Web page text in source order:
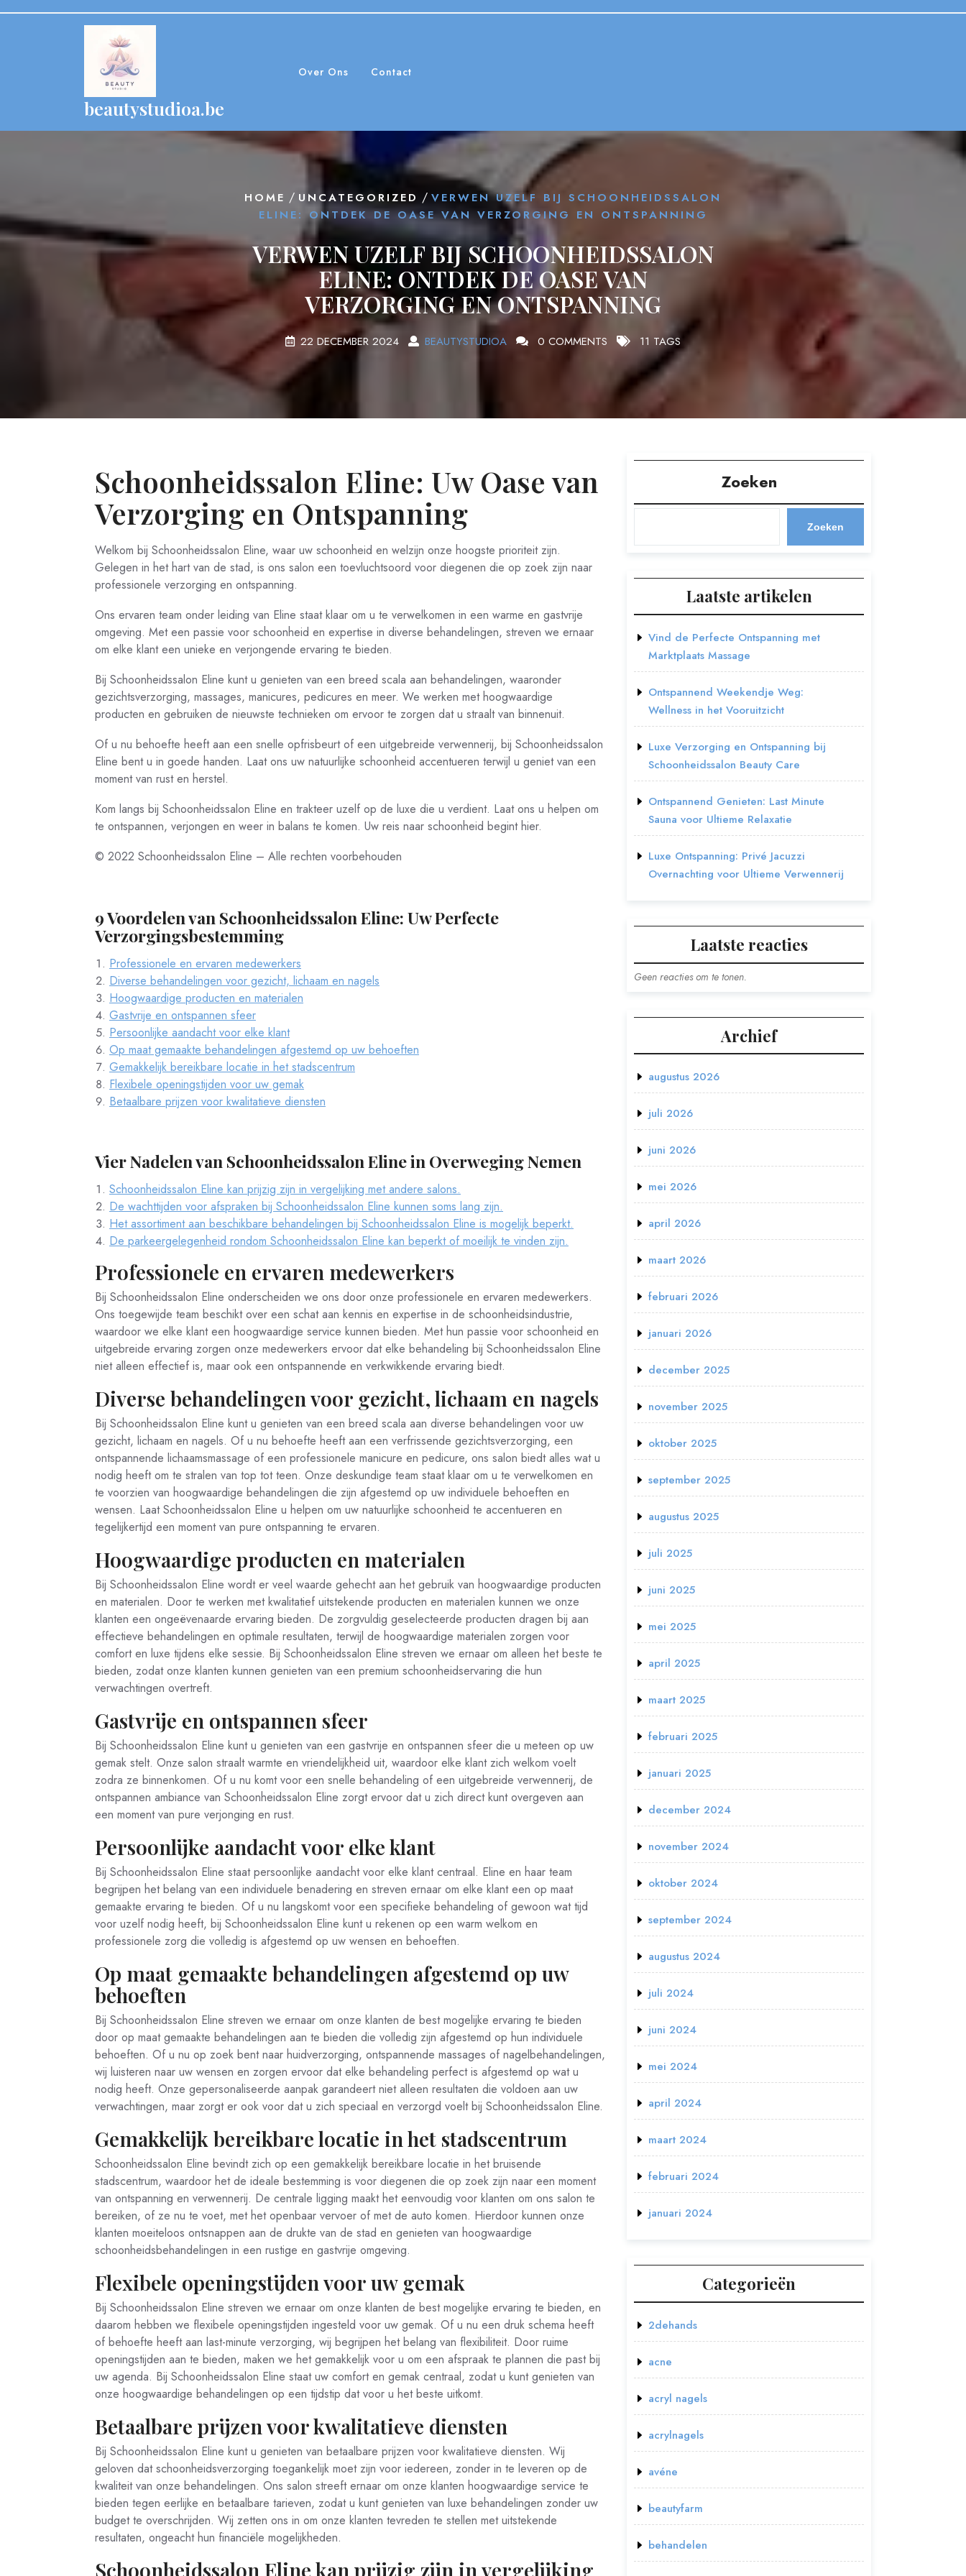
beautystudioa.be
Over Ons Contact
HOME / UNCATEGORIZED / VERWEN UZELF BIJ SCHOONHEIDSSALON
ELINE: ONTDEK DE OASE VAN VERZORGING EN ONTSPANNING
VERWEN UZELF BIJ SCHOONHEIDSSALON
ELINE: ONTDEK DE OASE VAN
VERZORGING EN ONTSPANNING
22 DECEMBER 2024 BEAUTYSTUDIOA 0 COMMENTS 11 TAGS
Schoonheidssalon Eline: Uw Oase van
Verzorging en Ontspanning
Welkom bij Schoonheidssalon Eline, waar uw schoonheid en welzijn onze hoogste prioriteit zijn.
Gelegen in het hart van de stad, is ons salon een toevluchtsoord voor diegenen die op zoek zijn naar
professionele verzorging en ontspanning.
Ons ervaren team onder leiding van Eline staat klaar om u te verwelkomen in een warme en gastvrije
omgeving. Met een passie voor schoonheid en expertise in diverse behandelingen, streven we ernaar
om elke klant een unieke en verjongende ervaring te bieden.
Bij Schoonheidssalon Eline kunt u genieten van een breed scala aan behandelingen, waaronder
gezichtsverzorging, massages, manicures, pedicures en meer. We werken met hoogwaardige
producten en gebruiken de nieuwste technieken om ervoor te zorgen dat u straalt van binnenuit.
Of u nu behoefte heeft aan een snelle opfrisbeurt of een uitgebreide verwennerij, bij Schoonheidssalon
Eline bent u in goede handen. Laat ons uw natuurlijke schoonheid accentueren terwijl u geniet van een
moment van rust en herstel.
Kom langs bij Schoonheidssalon Eline en trakteer uzelf op de luxe die u verdient. Laat ons u helpen om
te ontspannen, verjongen en weer in balans te komen. Uw reis naar schoonheid begint hier.
© 2022 Schoonheidssalon Eline – Alle rechten voorbehouden
9 Voordelen van Schoonheidssalon Eline: Uw Perfecte
Verzorgingsbestemming
Professionele en ervaren medewerkers
Diverse behandelingen voor gezicht, lichaam en nagels
Hoogwaardige producten en materialen
Gastvrije en ontspannen sfeer
Persoonlijke aandacht voor elke klant
Op maat gemaakte behandelingen afgestemd op uw behoeften
Gemakkelijk bereikbare locatie in het stadscentrum
Flexibele openingstijden voor uw gemak
Betaalbare prijzen voor kwalitatieve diensten
Vier Nadelen van Schoonheidssalon Eline in Overweging Nemen
Schoonheidssalon Eline kan prijzig zijn in vergelijking met andere salons.
De wachttijden voor afspraken bij Schoonheidssalon Eline kunnen soms lang zijn.
Het assortiment aan beschikbare behandelingen bij Schoonheidssalon Eline is mogelijk beperkt.
De parkeergelegenheid rondom Schoonheidssalon Eline kan beperkt of moeilijk te vinden zijn.
Professionele en ervaren medewerkers
Bij Schoonheidssalon Eline onderscheiden we ons door onze professionele en ervaren medewerkers.
Ons toegewijde team beschikt over een schat aan kennis en expertise in de schoonheidsindustrie,
waardoor we elke klant een hoogwaardige service kunnen bieden. Met hun passie voor schoonheid en
uitgebreide ervaring zorgen onze medewerkers ervoor dat elke behandeling bij Schoonheidssalon Eline
niet alleen effectief is, maar ook een ontspannende en verkwikkende ervaring biedt.
Diverse behandelingen voor gezicht, lichaam en nagels
Bij Schoonheidssalon Eline kunt u genieten van een breed scala aan diverse behandelingen voor uw
gezicht, lichaam en nagels. Of u nu behoefte heeft aan een verfrissende gezichtsverzorging, een
ontspannende lichaamsmassage of een professionele manicure en pedicure, ons salon biedt alles wat u
nodig heeft om te stralen van top tot teen. Onze deskundige team staat klaar om u te verwelkomen en
te voorzien van hoogwaardige behandelingen die zijn afgestemd op uw individuele behoeften en
wensen. Laat Schoonheidssalon Eline u helpen om uw natuurlijke schoonheid te accentueren en
tegelijkertijd een moment van pure ontspanning te ervaren.
Hoogwaardige producten en materialen
Bij Schoonheidssalon Eline wordt er veel waarde gehecht aan het gebruik van hoogwaardige producten
en materialen. Door te werken met kwalitatief uitstekende producten en materialen kunnen we onze
klanten een ongeëvenaarde ervaring bieden. De zorgvuldig geselecteerde producten dragen bij aan
effectieve behandelingen en optimale resultaten, terwijl de hoogwaardige materialen zorgen voor
comfort en luxe tijdens elke sessie. Bij Schoonheidssalon Eline streven we ernaar om alleen het beste te
bieden, zodat onze klanten kunnen genieten van een premium schoonheidservaring die hun
verwachtingen overtreft.
Gastvrije en ontspannen sfeer
Bij Schoonheidssalon Eline kunt u genieten van een gastvrije en ontspannen sfeer die u meteen op uw
gemak stelt. Onze salon straalt warmte en vriendelijkheid uit, waardoor elke klant zich welkom voelt
zodra ze binnenkomen. Of u nu komt voor een snelle behandeling of een uitgebreide verwennerij, de
ontspannen ambiance van Schoonheidssalon Eline zorgt ervoor dat u zich direct kunt overgeven aan
een moment van pure verjonging en rust.
Persoonlijke aandacht voor elke klant
Bij Schoonheidssalon Eline staat persoonlijke aandacht voor elke klant centraal. Eline en haar team
begrijpen het belang van een individuele benadering en streven ernaar om elke klant een op maat
gemaakte ervaring te bieden. Of u nu langskomt voor een specifieke behandeling of gewoon wat tijd
voor uzelf nodig heeft, bij Schoonheidssalon Eline kunt u rekenen op een warm welkom en
professionele zorg die volledig is afgestemd op uw wensen en behoeften.
Op maat gemaakte behandelingen afgestemd op uw
behoeften
Bij Schoonheidssalon Eline streven we ernaar om onze klanten de best mogelijke ervaring te bieden
door op maat gemaakte behandelingen aan te bieden die volledig zijn afgestemd op hun individuele
behoeften. Of u nu op zoek bent naar huidverzorging, ontspannende massages of nagelbehandelingen,
wij luisteren naar uw wensen en zorgen ervoor dat elke behandeling perfect is afgestemd op wat u
nodig heeft. Onze gepersonaliseerde aanpak garandeert niet alleen resultaten die voldoen aan uw
verwachtingen, maar zorgt er ook voor dat u zich speciaal en verzorgd voelt bij Schoonheidssalon Eline.
Gemakkelijk bereikbare locatie in het stadscentrum
Schoonheidssalon Eline bevindt zich op een gemakkelijk bereikbare locatie in het bruisende
stadscentrum, waardoor het de ideale bestemming is voor diegenen die op zoek zijn naar een moment
van ontspanning en verwennerij. De centrale ligging maakt het eenvoudig voor klanten om ons salon te
bereiken, of ze nu te voet, met het openbaar vervoer of met de auto komen. Hierdoor kunnen onze
klanten moeiteloos ontsnappen aan de drukte van de stad en genieten van hoogwaardige
schoonheidsbehandelingen in een rustige en gastvrije omgeving.
Flexibele openingstijden voor uw gemak
Bij Schoonheidssalon Eline streven we ernaar om onze klanten de best mogelijke ervaring te bieden, en
daarom hebben we flexibele openingstijden ingesteld voor uw gemak. Of u nu een druk schema heeft
of behoefte heeft aan last-minute verzorging, wij begrijpen het belang van flexibiliteit. Door ruime
openingstijden aan te bieden, maken we het gemakkelijk voor u om een afspraak te plannen die past bij
uw agenda. Bij Schoonheidssalon Eline staat uw comfort en gemak centraal, zodat u kunt genieten van
onze hoogwaardige behandelingen op een tijdstip dat voor u het beste uitkomt.
Betaalbare prijzen voor kwalitatieve diensten
Bij Schoonheidssalon Eline kunt u genieten van betaalbare prijzen voor kwalitatieve diensten. Wij
geloven dat schoonheidsverzorging toegankelijk moet zijn voor iedereen, zonder in te leveren op de
kwaliteit van onze behandelingen. Ons salon streeft ernaar om onze klanten hoogwaardige service te
bieden tegen eerlijke en betaalbare tarieven, zodat u kunt genieten van luxe behandelingen zonder uw
budget te overschrijden. Wij zetten ons in om onze klanten tevreden te stellen met uitstekende
resultaten, ongeacht hun financiële mogelijkheden.
Schoonheidssalon Eline kan prijzig zijn in vergelijking
Zoeken
Zoeken
Laatste artikelen
Vind de Perfecte Ontspanning met
Marktplaats Massage
Ontspannend Weekendje Weg:
Wellness in het Vooruitzicht
Luxe Verzorging en Ontspanning bij
Schoonheidssalon Beauty Care
Ontspannend Genieten: Last Minute
Sauna voor Ultieme Relaxatie
Luxe Ontspanning: Privé Jacuzzi
Overnachting voor Ultieme Verwennerij
Laatste reacties
Geen reacties om te tonen.
Archief
augustus 2026
juli 2026
juni 2026
mei 2026
april 2026
maart 2026
februari 2026
januari 2026
december 2025
november 2025
oktober 2025
september 2025
augustus 2025
juli 2025
juni 2025
mei 2025
april 2025
maart 2025
februari 2025
januari 2025
december 2024
november 2024
oktober 2024
september 2024
augustus 2024
juli 2024
juni 2024
mei 2024
april 2024
maart 2024
februari 2024
januari 2024
Categorieën
2dehands
acne
acryl nagels
acrylnagels
avéne
beautyfarm
behandelen